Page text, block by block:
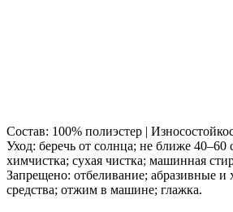
Состав: 100% полиэстер |
Уход: беречь от солнца; не ближе 40–60
химчистка; сухая чистка; машинная
Запрещено: отбеливание; абразивные и
средства; отжим в машине; глажка.